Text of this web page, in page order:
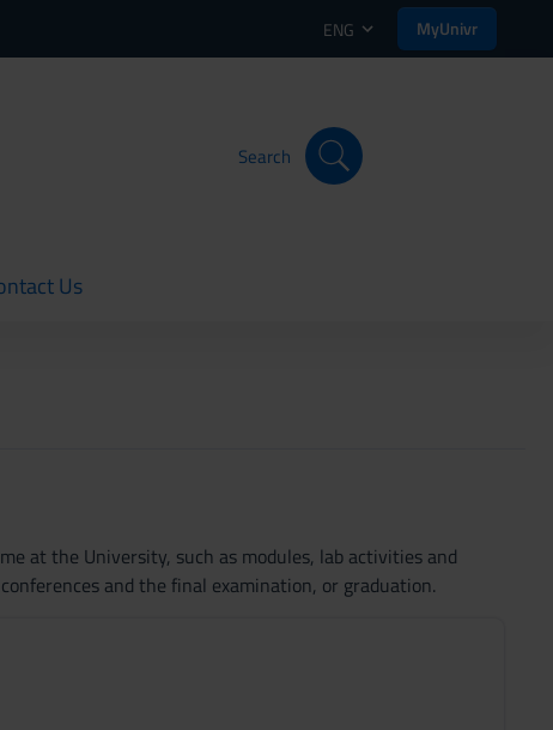
ENG MyUnivr
Search
Us
at the University, such as modules, lab activities and
and the final examination, or graduation.